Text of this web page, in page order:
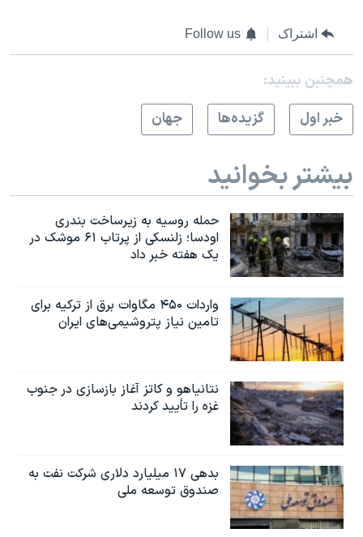
اشتراک Follow us
همچنبن ببینید:
خبر اول
گزيده‌ها جهان
بیشتر بخوانید
حمله روسیه به زیرساخت بندری
اودسا؛ زلنسکی از پرتاب ۶۱ موشک در
یک هفته خبر داد
واردات ۴۵۰ مگاوات برق از ترکیه برای
تامین نیاز پتروشیمی‌های ایران
نتانیاهو و کاتز آغاز بازسازی در جنوب
غزه را تأیید کردند
بدهی ۱۷ میلیارد دلاری شرکت نفت به
صندوق توسعه ملی